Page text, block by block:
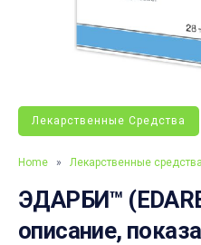
Лекарственные Средства
Home » Лекарственные средства
ЭДАРБИ™
описание,